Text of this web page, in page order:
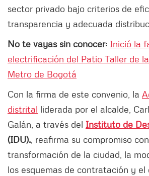
sector privado bajo criterios de
transparencia y adecuada
No te vayas sin conocer: Inició la
electrificación del Patio Taller de
Metro de Bogotá
Con la firma de este convenio, la
distrital liderada por el alcalde,
Galán, a través del Instituto de
(IDU). , reafirma su compromiso
transformación de la ciudad, la
los esquemas de contratación y el